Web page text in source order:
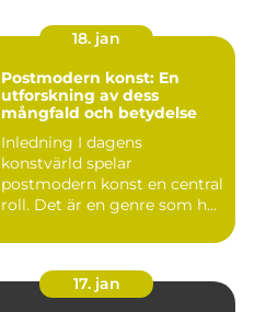
18. jan
Postmodern konst: En
utforskning av dess
mångfald och betydelse
Inledning I dagens
konstvärld spelar
postmodern konst en central
roll. Det är en genre som har
17. jan